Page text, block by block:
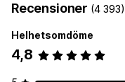
Recensioner (4 393)
Helhetsomdöme
4,8